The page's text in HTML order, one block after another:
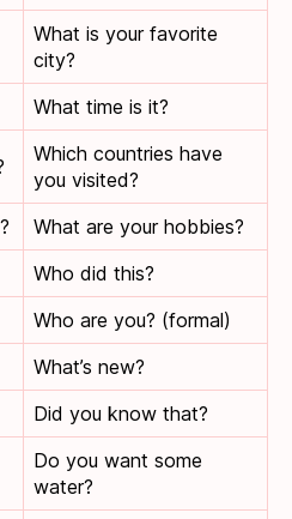
What is your favorite
city?
What time is it?
Which countries have
you visited?
What are your hobbies?
Who did this?
Who are you? (formal)
What’s new?
Did you know that?
Do you want some
water?